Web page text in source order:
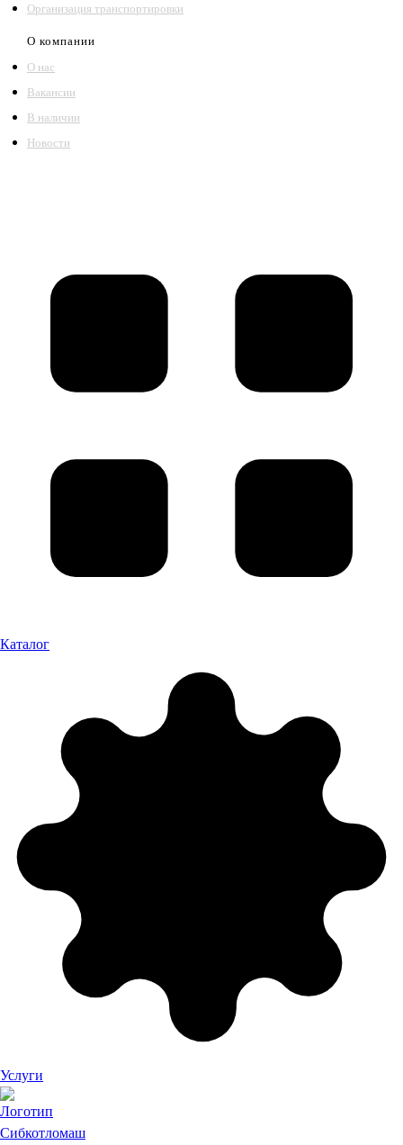
Организация транспортировки
О компании
О нас
Вакансии
В наличии
Новости
Каталог
Услуги